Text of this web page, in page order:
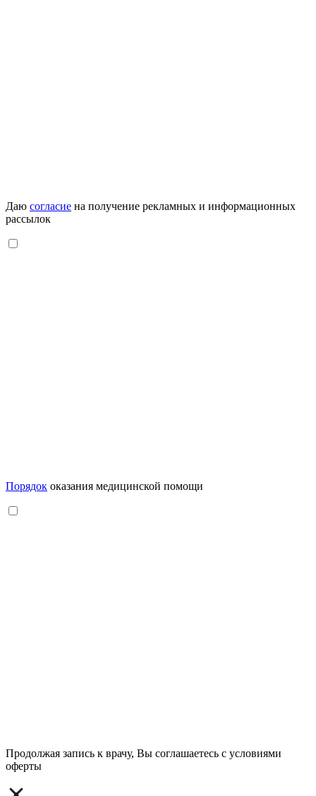
Даю согласие на получение рекламных и информационных
рассылок
Порядок оказания медицинской помощи
Продолжая запись к врачу, Вы соглашаетесь с условиями
оферты